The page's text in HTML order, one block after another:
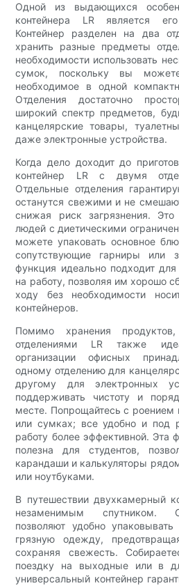
Одной из выдающихся
контейнера LR является
Контейнер разделен на два
хранить разные предметы
необходимости использовать
сумок, поскольку вы
необходимое в одной
Отделения достаточно
широкий спектр предметов,
канцелярские товары,
даже электронные устройства.
Когда дело доходит до
контейнер LR с двумя
Отдельные отделения
останутся свежими и не
снижая риск загрязнения.
людей с диетическими
можете упаковать основное
сопутствующие гарниры или
функция идеально подходит
на работу, позволяя им хорошо
ходу без необходимости
контейнеров.
Помимо хранения
отделениями LR также
организации офисных
одному отделению для
другому для электронных
поддерживать чистоту и
месте. Попрощайтесь с
или сумках; все удобно и под
работу более эффективной. Эта
полезна для студентов,
карандаши и калькуляторы
или ноутбуками.
В путешествии двухкамерный
незаменимым спутником.
позволяют удобно
грязную одежду,
сохраняя свежесть.
поездку на выходные или в
универсальный контейнер